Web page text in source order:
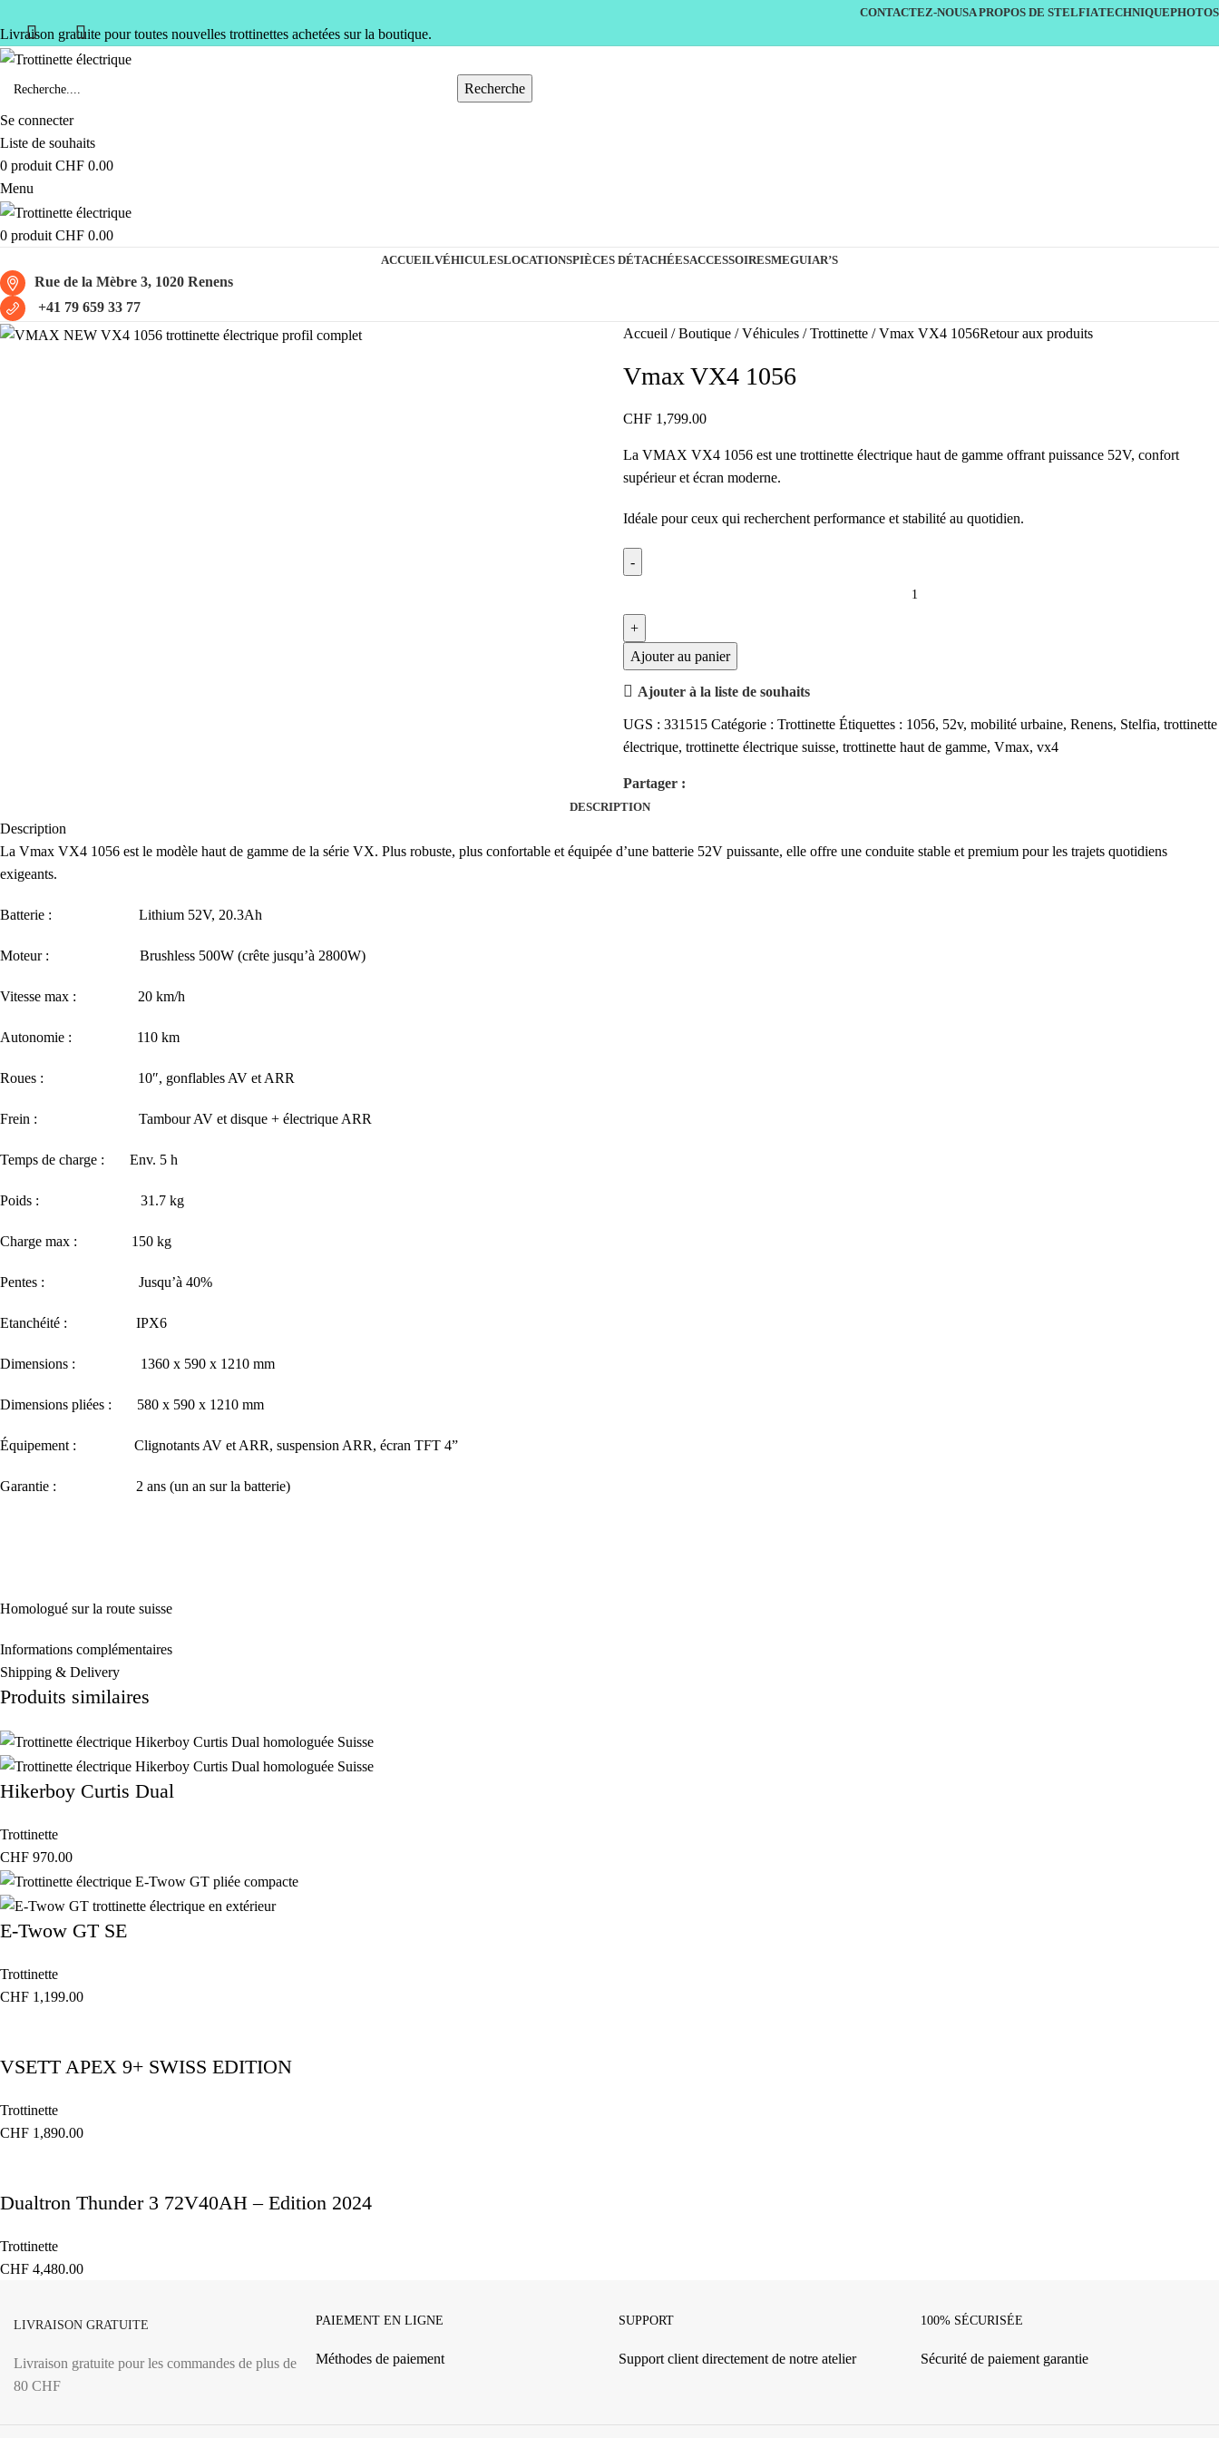
CONTACTEZ-NOUSA PROPOS DE STELFIATECHNIQUEPHOTOS
Livraison gratuite pour toutes nouvelles trottinettes achetées sur la boutique.
Recherche
Se connecter
Liste de souhaits
0 produit CHF 0.00
Menu
0 produit CHF 0.00
ACCUEILVÉHICULESLOCATIONSPIÈCES DÉTACHÉESACCESSOIRESMEGUIAR’S
Rue de la Mèbre 3, 1020 Renens
+41 79 659 33 77
Accueil
Boutique Véhicules Trottinette Vmax VX4 1056Retour aux produits
Vmax VX4 1056
CHF 1,799.00
La VMAX VX4 1056 est une trottinette électrique haut de gamme offrant puissance 52V, confort
supérieur et écran moderne.
Idéale pour ceux qui recherchent performance et stabilité au quotidien.
Ajouter au panier
Ajouter à la liste de souhaits
UGS : 331515 Catégorie : Trottinette Étiquettes : 1056, 52v, mobilité urbaine, Renens, Stelfia, trottinette
électrique, trottinette électrique suisse, trottinette haut de gamme, Vmax, vx4
Partager :
DESCRIPTION
Description
La Vmax VX4 1056 est le modèle haut de gamme de la série VX. Plus robuste, plus confortable et équipée d’une batterie 52V puissante, elle offre une conduite stable et premium pour les trajets quotidiens
exigeants.
Batterie : Lithium 52V, 20.3Ah
Moteur : Brushless 500W (crête jusqu’à 2800W)
Vitesse max : 20 km/h
Autonomie : 110 km
Roues : 10″, gonflables AV et ARR
Frein : Tambour AV et disque + électrique ARR
Temps de charge : Env. 5 h
Poids : 31.7 kg
Charge max : 150 kg
Pentes : Jusqu’à 40%
Etanchéité : IPX6
Dimensions : 1360 x 590 x 1210 mm
Dimensions pliées : 580 x 590 x 1210 mm
Équipement : Clignotants AV et ARR, suspension ARR, écran TFT 4”
Garantie : 2 ans (un an sur la batterie)
Homologué sur la route suisse
Informations complémentaires
Shipping & Delivery
Produits similaires
Hikerboy Curtis Dual
Trottinette
CHF 970.00
E-Twow GT SE
Trottinette
CHF 1,199.00
VSETT APEX 9+ SWISS EDITION
Trottinette
CHF 1,890.00
Dualtron Thunder 3 72V40AH – Edition 2024
Trottinette
CHF 4,480.00
LIVRAISON GRATUITE
Livraison gratuite pour les commandes de plus de
80 CHF
PAIEMENT EN LIGNE
Méthodes de paiement
SUPPORT
Support client directement de notre atelier
100% SÉCURISÉE
Sécurité de paiement garantie